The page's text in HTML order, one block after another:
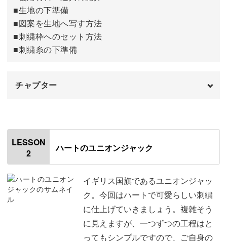
刺繍をしながら、まるでロンドンを旅しているような気持
ちを味わっていきましょう。
スケッチのようなタッチがポイント！
ッチです♪
モチーフによって刺し方順番を工夫しながら、パーツごと
に様々なステッチを使い分けていきます。
この講座でご紹介するステッチが習得できれば、ご自身の
■生地の下準備
■図案を生地へ写す方法
■刺繍枠へのセット方法
■刺繍糸の下準備
チャプター
はじめに
使用材料・道具
接着芯を貼る 03:50
しつけ糸で生地の端を縫う 05:45
トレーシングペーパーに図案を写す 07:52
LESSON
2
ハートのユニオンジャック
イギリス国旗であるユニオンジャッ
ク。今回はハートで可愛らしい刺繍
に仕上げていきましょう。複雑そう
に見えますが、一つずつの工程はと
ってもシンプルですので、ご自身の